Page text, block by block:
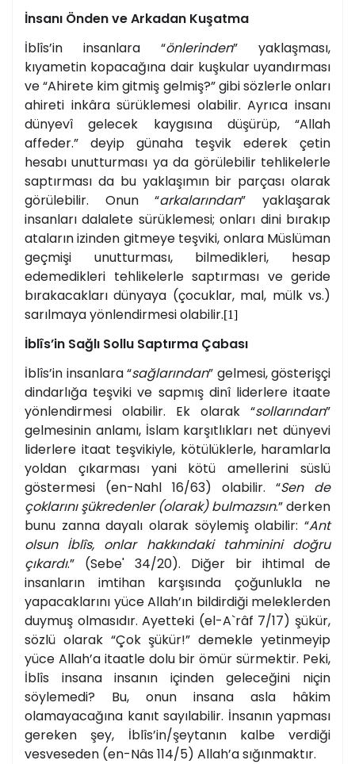
İnsanı Önden ve Arkadan Kuşatma
İblîs’in insanlara “önlerinden” yaklaşması,
kıyametin kopacağına dair kuşkular uyandırması
ve “Ahirete kim gitmiş gelmiş?” gibi sözlerle onları
ahireti inkâra sürüklemesi olabilir. Ayrıca insanı
dünyevî gelecek kaygısına düşürüp, “Allah
affeder.” deyip günaha teşvik ederek çetin
hesabı unutturması ya da görülebilir tehlikelerle
saptırması da bu yaklaşımın bir parçası olarak
görülebilir. Onun “arkalarından” yaklaşarak
insanları dalalete sürüklemesi; onları dini bırakıp
ataların izinden gitmeye teşviki, onlara Müslüman
geçmişi unutturması, bilmedikleri, hesap
edemedikleri tehlikelerle saptırması ve geride
bırakacakları dünyaya (çocuklar, mal, mülk vs.)
sarılmaya yönlendirmesi olabilir.[1]
İblîs’in Sağlı Sollu Saptırma Çabası
İblîs’in insanlara “sağlarından” gelmesi, gösterişçi
dindarlığa teşviki ve sapmış dinî liderlere itaate
yönlendirmesi olabilir. Ek olarak “sollarından”
gelmesinin anlamı, İslam karşıtlıkları net dünyevi
liderlere itaat teşvikiyle, kötülüklerle, haramlarla
yoldan çıkarması yani kötü amellerini süslü
göstermesi (en-Nahl 16/63) olabilir.
“Sen de
çoklarını şükredenler (olarak) bulmazsın.” derken
bunu zanna dayalı olarak söylemiş olabilir: “Ant
olsun İblîs, onlar hakkındaki tahminini doğru
çıkardı.” (Sebe' 34/20). Diğer bir ihtimal de
insanların imtihan karşısında çoğunlukla ne
yapacaklarını yüce Allah’ın bildirdiği meleklerden
duymuş olmasıdır. Ayetteki (el-A`râf 7/17) şükür,
sözlü olarak “Çok şükür!” demekle yetinmeyip
yüce Allah’a itaatle dolu bir ömür sürmektir. Peki,
İblîs insana insanın içinden geleceğini niçin
söylemedi? Bu, onun insana asla hâkim
olamayacağına kanıt sayılabilir. İnsanın yapması
gereken şey, İblîs’in/şeytanın kalbe verdiği
vesveseden (en-Nâs 114/5) Allah’a sığınmaktır.